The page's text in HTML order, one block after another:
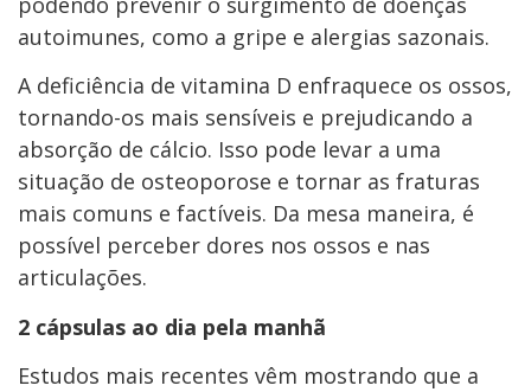
autoimunes, como a gripe e alergias sazonais.
A deficiência de vitamina D enfraquece os ossos,
tornando-os mais sensíveis e prejudicando a
absorção de cálcio. Isso pode levar a uma
situação de osteoporose e tornar as fraturas
mais comuns e factíveis. Da mesa maneira, é
possível perceber dores nos ossos e nas
articulações.
2 cápsulas ao dia pela manhã
Estudos mais recentes vêm mostrando que a